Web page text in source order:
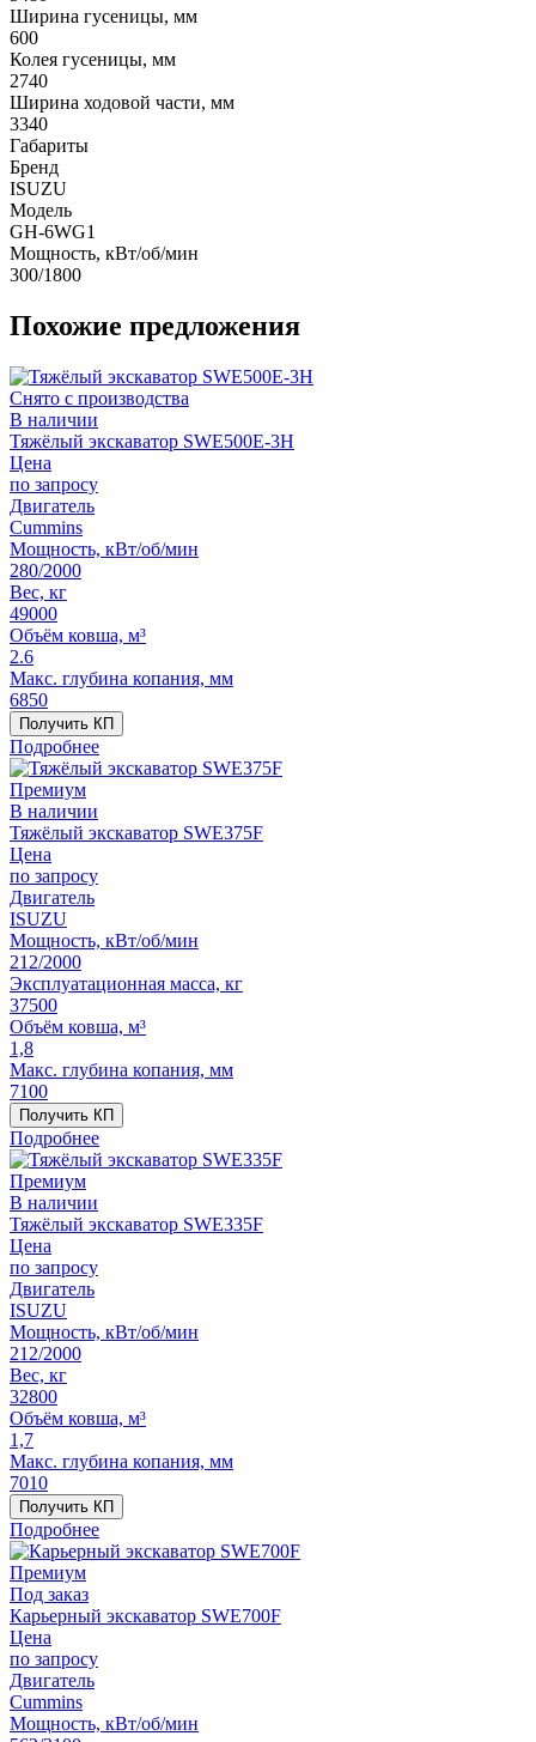
Ширина гусеницы, мм
600
Колея гусеницы, мм
2740
Ширина ходовой части, мм
3340
Габариты
Бренд
ISUZU
Модель
GH-6WG1
Мощность, кВт/об/мин
300/1800
Похожие предложения
Снято с производства
В наличии
Тяжёлый экскаватор SWE500E-3H
Цена
по запросу
Двигатель
Cummins
Мощность, кВт/об/мин
280/2000
Вес, кг
49000
Объём ковша, м³
2.6
Макс. глубина копания, мм
6850
Получить КП
Подробнее
Премиум
В наличии
Тяжёлый экскаватор SWE375F
Цена
по запросу
Двигатель
ISUZU
Мощность, кВт/об/мин
212/2000
Эксплуатационная масса, кг
37500
Объём ковша, м³
1,8
Макс. глубина копания, мм
7100
Получить КП
Подробнее
Премиум
В наличии
Тяжёлый экскаватор SWE335F
Цена
по запросу
Двигатель
ISUZU
Мощность, кВт/об/мин
212/2000
Вес, кг
32800
Объём ковша, м³
1,7
Макс. глубина копания, мм
7010
Получить КП
Подробнее
Премиум
Под заказ
Карьерный экскаватор SWE700F
Цена
по запросу
Двигатель
Cummins
Мощность, кВт/об/мин